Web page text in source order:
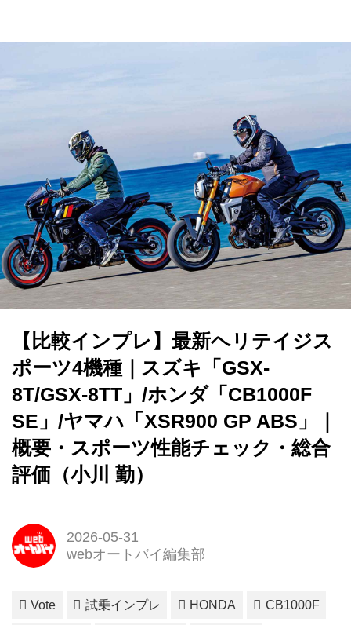
【比較インプレ】最新ヘリテイジス
ポーツ4機種｜スズキ「GSX-
8T/GSX-8TT」/ホンダ「CB1000F
SE」/ヤマハ「XSR900 GP ABS」｜
概要・スポーツ性能チェック・総合
評価（小川 勤）
2026-05-31
webオートバイ編集部
Vote 試乗インプレ HONDA CB1000F